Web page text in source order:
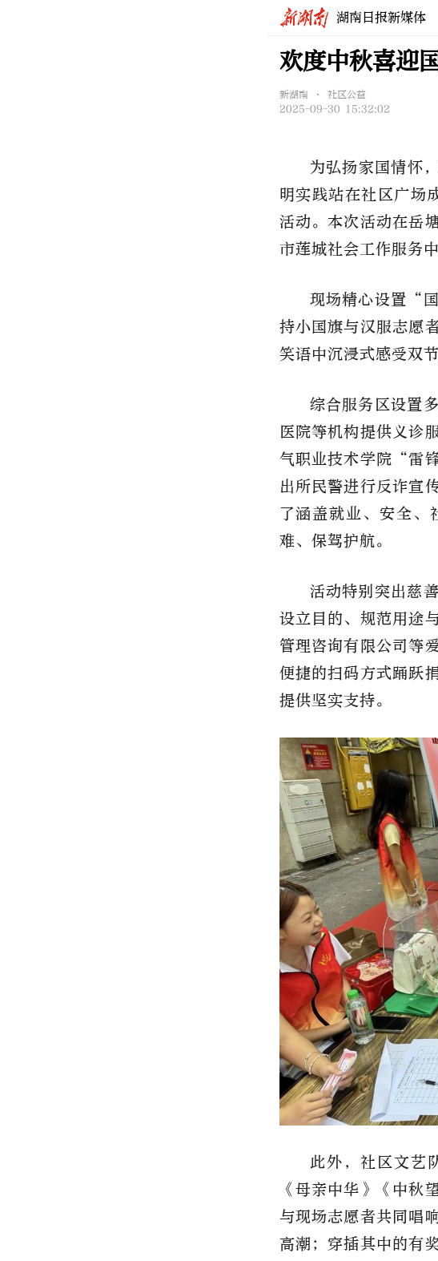
湖南日报新媒体
欢度中秋喜迎
新湖南 • 社区公益
2025-09-30 15:32:02
为弘扬家国情怀
明实践站在社区广场
活动。本次活动在岳
市莲城社会工作服务
现场精心设置“
持小国旗与汉服志愿
笑语中沉浸式感受双
综合服务区设置
医院等机构提供义诊
气职业技术学院“雷
出所民警进行反诈宣
了涵盖就业、安全、
难、保驾护航。
活动特别突出慈
设立目的、规范用途
管理咨询有限公司等
便捷的扫码方式踊跃
提供坚实支持。
此外，社区文艺
《母亲中华》《中秋
与现场志愿者共同唱
高潮；穿插其中的有